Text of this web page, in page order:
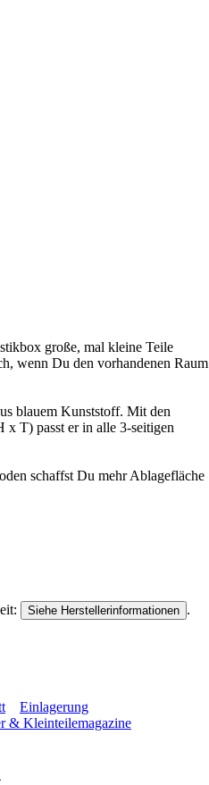
große, mal kleine Teile
wenn Du den vorhandenen Raum
blauem Kunststoff. Mit den
T) passt er in alle 3-seitigen
schaffst Du mehr Ablagefläche
Siehe Herstellerinformationen .
Einlagerung
& Kleinteilemagazine